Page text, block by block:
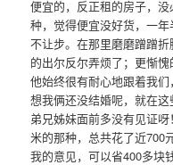
便宜的，反正租的房子，
种，觉得便宜没好货，一
不让步。在那里磨磨蹭蹭
的出尔反尔弄烦了；更惭愧
他始终很有耐心地跟着我们
想我俩还没结婚呢，就在
弟兄姊妹面前多没有见证
米的那种，总共花了近700
我的意见，可以省400多